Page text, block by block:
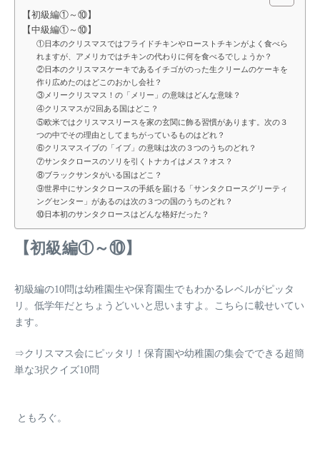
【初級編①～⑩】
【中級編①～⑩】
①日本のクリスマスではフライドチキンやローストチキンがよく食べら
れますが、アメリカではチキンの代わりに何を食べるでしょうか？
②日本のクリスマスケーキであるイチゴがのった生クリームのケーキを
作り広めたのはどこのおかし会社？
③メリークリスマス！の「メリー」の意味はどんな意味？
④クリスマスが2回ある国はどこ？
⑤欧米ではクリスマスリースを家の玄関に飾る習慣があります。次の３
つの中でその理由としてまちがっているものはどれ？
⑥クリスマスイブの「イブ」の意味は次の３つのうちのどれ？
⑦サンタクロースのソリを引くトナカイはメス？オス？
⑧ブラックサンタがいる国はどこ？
⑨世界中にサンタクロースの手紙を届ける「サンタクロースグリーティ
ングセンター」があるのは次の３つの国のうちのどれ？
⑩日本初のサンタクロースはどんな格好だった？
【初級編①～⑩】
初級編の10問は幼稚園生や保育園生でもわかるレベルがピッタ
リ。低学年だとちょうどいいと思いますよ。こちらに載せいてい
ます。
⇒クリスマス会にピッタリ！保育園や幼稚園の集会でできる超簡
単な3択クイズ10問
ともろぐ。